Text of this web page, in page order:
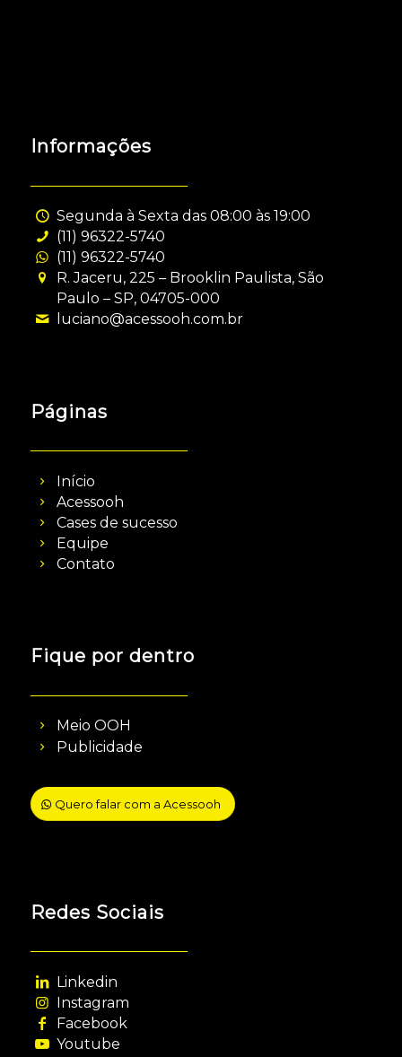
Informações
Segunda à Sexta das 08:00 às 19:00
(11) 96322-5740
(11) 96322-5740
R. Jaceru, 225 – Brooklin Paulista, São
Paulo – SP, 04705-000
luciano@acessooh.com.br
Páginas
Início
Acessooh
Cases de sucesso
Equipe
Contato
Fique por dentro
Meio OOH
Publicidade
Quero falar com a Acessooh
Redes Sociais
Linkedin
Instagram
Facebook
Youtube